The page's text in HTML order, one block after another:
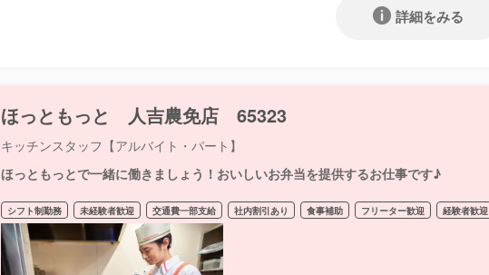
詳細をみる
ほっともっと 人吉農免店 65323
キッチンスタッフ【アルバイト・パート】
ほっともっとで一緒に働きましょう！おいしいお弁当を提供するお仕事です♪
シフト制勤務 未経験者歓迎 交通費一部支給 社内割引あり 食事補助 フリーター歓迎 経験者歓迎